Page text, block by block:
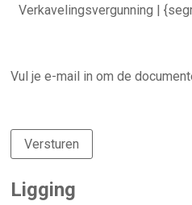
Verkavelingsvergunning |
Vul je e-mail in om de
Versturen
Ligging